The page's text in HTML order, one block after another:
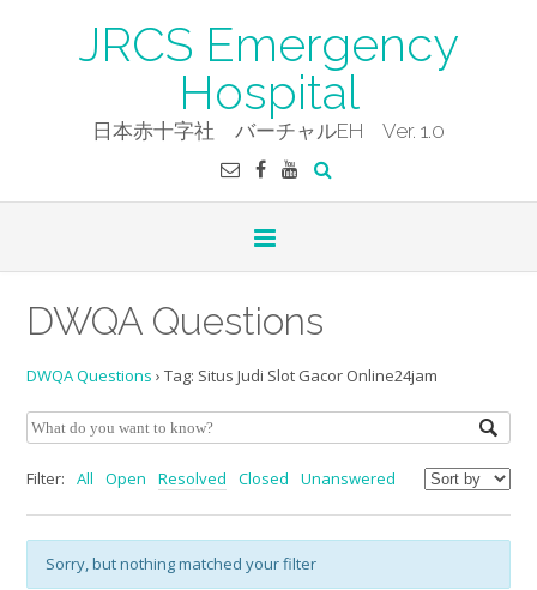
JRCS Emergency
Hospital
日本赤十字社 バーチャルEH Ver. 1.0
DWQA Questions
DWQA Questions › Tag: Situs Judi Slot Gacor Online24jam
Filter: All Open Resolved Closed Unanswered
Sorry, but nothing matched your filter